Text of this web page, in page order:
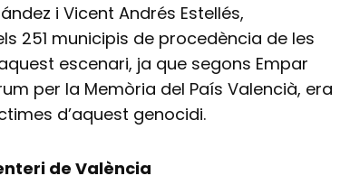
i Vicent Andrés Estellés,
251 municipis de procedència de les
escenari, ja que segons Empar
per la Memòria del País Valencià, era
d’aquest genocidi.
de València